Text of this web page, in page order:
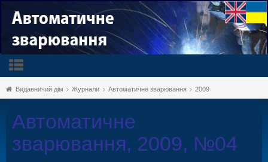
Видавничий дім Журнали Автоматичне зварювання 2009
Автоматичне
зварювання, 2009, №04